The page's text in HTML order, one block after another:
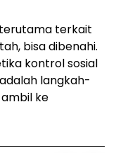
terkait
bisa dibenahi.
kontrol sosial
langkah-
ke